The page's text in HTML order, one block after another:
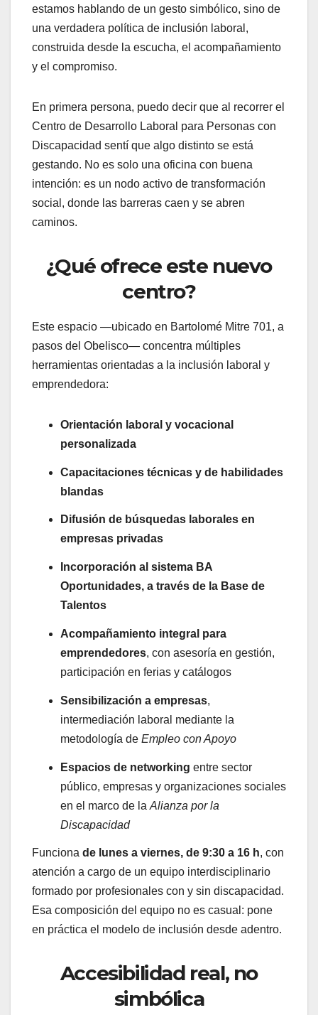
estamos hablando de un gesto simbólico, sino de
una verdadera política de inclusión laboral,
construida desde la escucha, el acompañamiento
y el compromiso.
En primera persona, puedo decir que al recorrer el
Centro de Desarrollo Laboral para Personas con
Discapacidad sentí que algo distinto se está
gestando. No es solo una oficina con buena
intención: es un nodo activo de transformación
social, donde las barreras caen y se abren
caminos.
¿Qué ofrece este nuevo
centro?
Este espacio —ubicado en Bartolomé Mitre 701, a
pasos del Obelisco— concentra múltiples
herramientas orientadas a la inclusión laboral y
emprendedora:
Orientación laboral y vocacional
personalizada
Capacitaciones técnicas y de habilidades
blandas
Difusión de búsquedas laborales en
empresas privadas
Incorporación al sistema BA
Oportunidades, a través de la Base de
Talentos
Acompañamiento integral para
emprendedores, con asesoría en gestión,
participación en ferias y catálogos
Sensibilización a empresas,
intermediación laboral mediante la
metodología de Empleo con Apoyo
Espacios de networking entre sector
público, empresas y organizaciones sociales
en el marco de la Alianza por la
Discapacidad
Funciona de lunes a viernes, de 9:30 a 16 h, con
atención a cargo de un equipo interdisciplinario
formado por profesionales con y sin discapacidad.
Esa composición del equipo no es casual: pone
en práctica el modelo de inclusión desde adentro.
Accesibilidad real, no
simbólica